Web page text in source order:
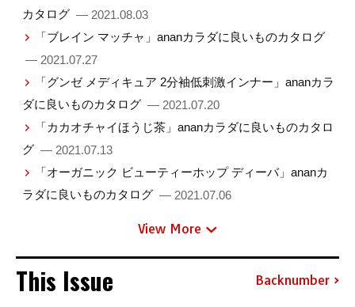
カタログ — 2021.08.03
「ブレイン マッチャ」ananカラダに良いものカタログ
— 2021.07.27
「グンゼ メディキュア 2分袖低刺激インナー」ananカラ
ダに良いものカタログ — 2021.07.20
「カカオチャイほうじ茶」ananカラダに良いものカタロ
グ — 2021.07.13
「オーガニック ビューティーホップ ディーバ」ananカ
ラダに良いものカタログ — 2021.07.06
View More
This Issue Backnumber